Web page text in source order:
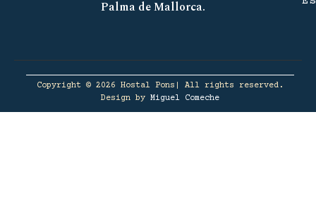
Palma de Mallorca.
Copyright © 2026 Hostal Pons| All rights reserved.
Design by Miguel Comeche